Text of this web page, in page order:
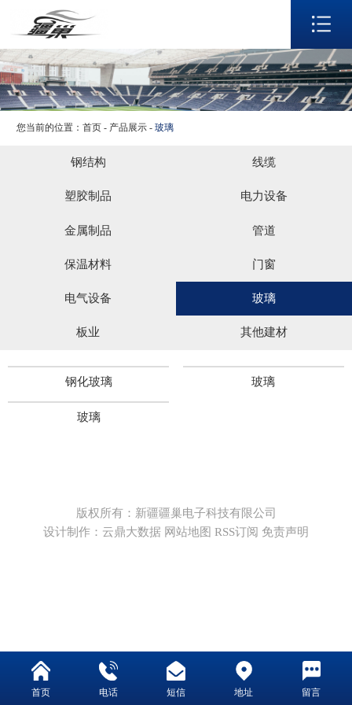
网站首页
关于我们
产品展示
生产实力
应用领域
您当前的位置：首页- 产品展示 -玻璃
钢结构 线缆
塑胶制品 电力设备
金属制品 管道
保温材料 门窗
电气设备 玻璃
板业 其他建材
钢化玻璃 玻璃
玻璃
版权所有：新疆疆巢电子科技有限公司
设计制作：云鼎大数据 网站地图 RSS订阅 免责声明
首页 电话 短信 地址 留言